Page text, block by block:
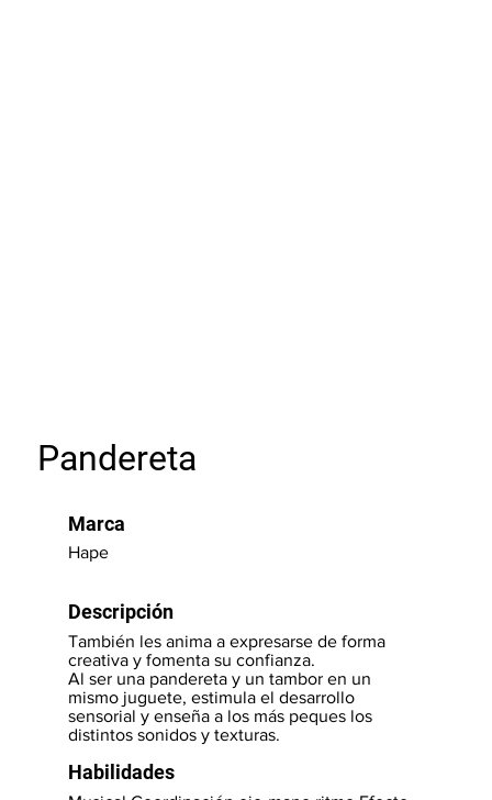
Pandereta
También les anima a expresarse de forma
creativa y fomenta su confianza.
Al ser una pandereta y un tambor en un
mismo juguete, estimula el desarrollo
sensorial y enseña a los más peques los
distintos sonidos y texturas.
Hape
Marca
Descripción
Habilidades